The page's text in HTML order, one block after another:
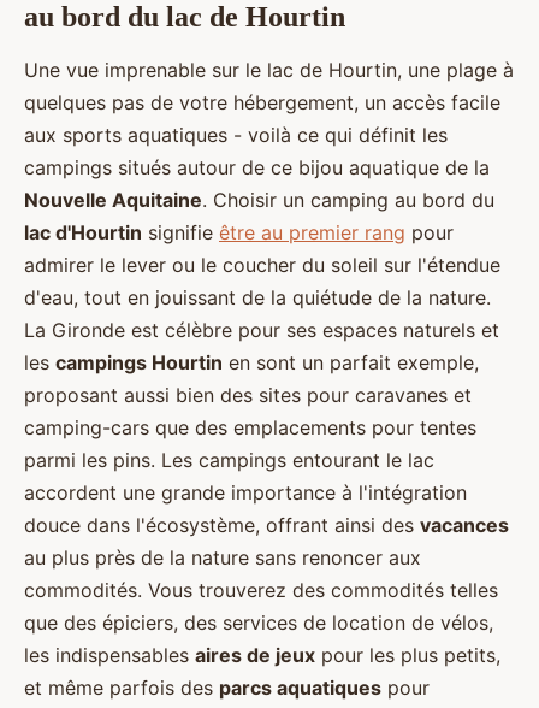
au bord du lac de Hourtin
Une vue imprenable sur le lac de Hourtin, une plage à
quelques pas de votre hébergement, un accès facile
aux sports aquatiques - voilà ce qui définit les
campings situés autour de ce bijou aquatique de la
Nouvelle Aquitaine. Choisir un camping au bord du
lac d'Hourtin signifie être au premier rang pour
admirer le lever ou le coucher du soleil sur l'étendue
d'eau, tout en jouissant de la quiétude de la nature.
La Gironde est célèbre pour ses espaces naturels et
les campings Hourtin en sont un parfait exemple,
proposant aussi bien des sites pour caravanes et
camping-cars que des emplacements pour tentes
parmi les pins. Les campings entourant le lac
accordent une grande importance à l'intégration
douce dans l'écosystème, offrant ainsi des vacances
au plus près de la nature sans renoncer aux
commodités. Vous trouverez des commodités telles
que des épiciers, des services de location de vélos,
les indispensables aires de jeux pour les plus petits,
et même parfois des parcs aquatiques pour